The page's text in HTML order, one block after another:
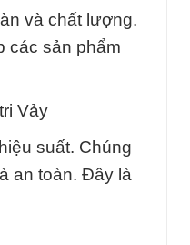
và chất lượng.
các sản phẩm
Vảy
suất. Chúng
an toàn. Đây là